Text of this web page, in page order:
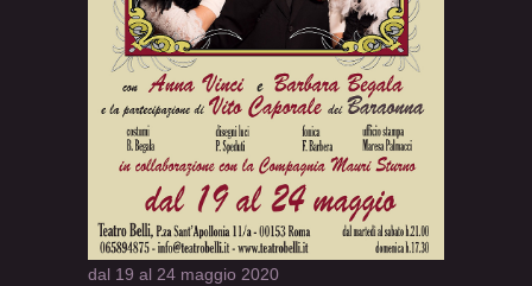
dal 19 al 24 maggio 2020